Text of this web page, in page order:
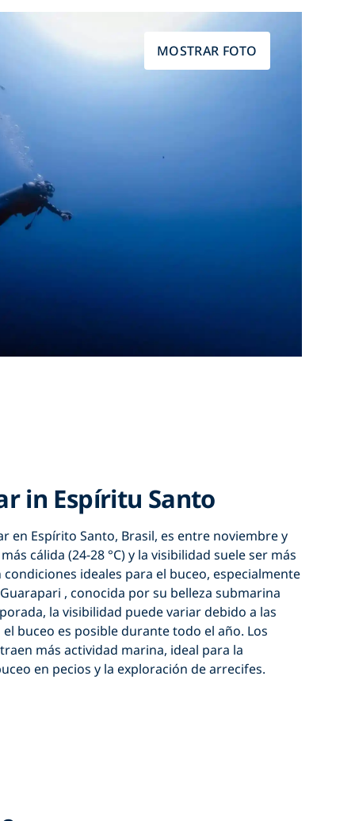
MOSTRAR FOTO
in Espíritu Santo
en Espírito Santo, Brasil, es entre noviembre y
cálida (24-28 °C) y la visibilidad suele ser más
ideales para el buceo, especialmente
Guarapari , conocida por su belleza submarina
la visibilidad puede variar debido a las
buceo es posible durante todo el año. Los
más actividad marina, ideal para la
en pecios y la exploración de arrecifes.